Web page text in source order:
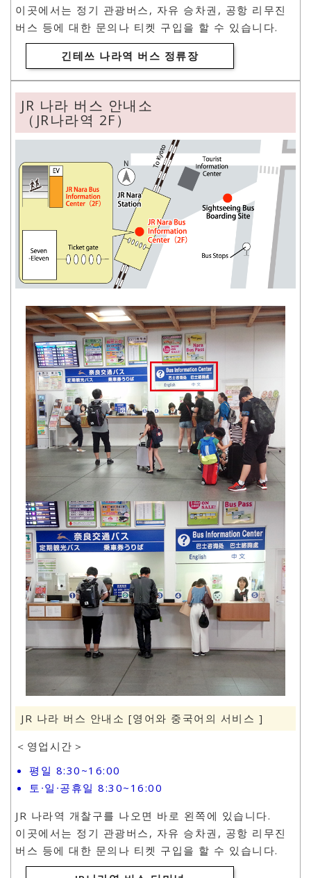
이곳에서는 정기 관광버스, 자유 승차권, 공항 리무진
버스 등에 대한 문의나 티켓 구입을 할 수 있습니다.
긴테쓰 나라역 버스 정류장
JR 나라 버스 안내소
（JR나라역 2F）
JR 나라 버스 안내소 [영어와 중국어의 서비스 ]
＜영업시간＞
평일 8:30~16:00
토∙일∙공휴일 8:30~16:00
JR 나라역 개찰구를 나오면 바로 왼쪽에 있습니다.
이곳에서는 정기 관광버스, 자유 승차권, 공항 리무진
버스 등에 대한 문의나 티켓 구입을 할 수 있습니다.